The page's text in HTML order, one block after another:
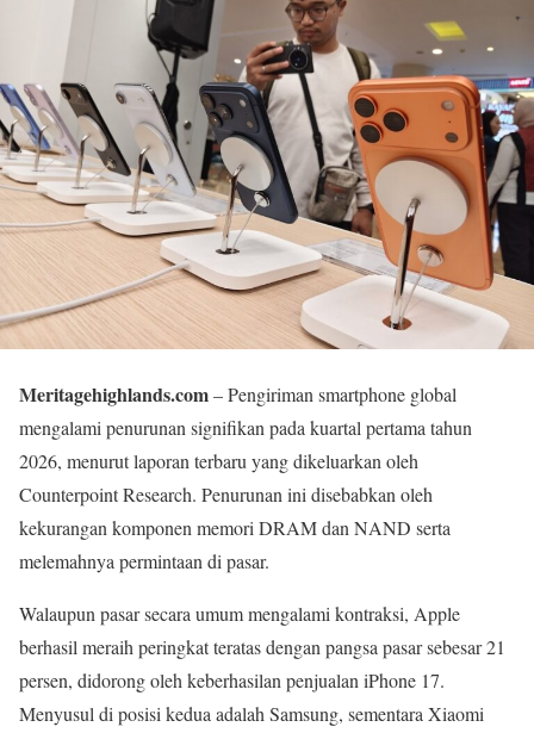
Meritagehighlands.com– Pengiriman smartphone global
mengalami penurunan signifikan pada kuartal pertama tahun
2026, menurut laporan terbaru yang dikeluarkan oleh
Counterpoint Research. Penurunan ini disebabkan oleh
kekurangan komponen memori DRAM dan NAND serta
melemahnya permintaan di pasar.
Walaupun pasar secara umum mengalami kontraksi, Apple
berhasil meraih peringkat teratas dengan pangsa pasar sebesar 21
persen, didorong oleh keberhasilan penjualan iPhone 17.
Menyusul di posisi kedua adalah Samsung, sementara Xiaomi